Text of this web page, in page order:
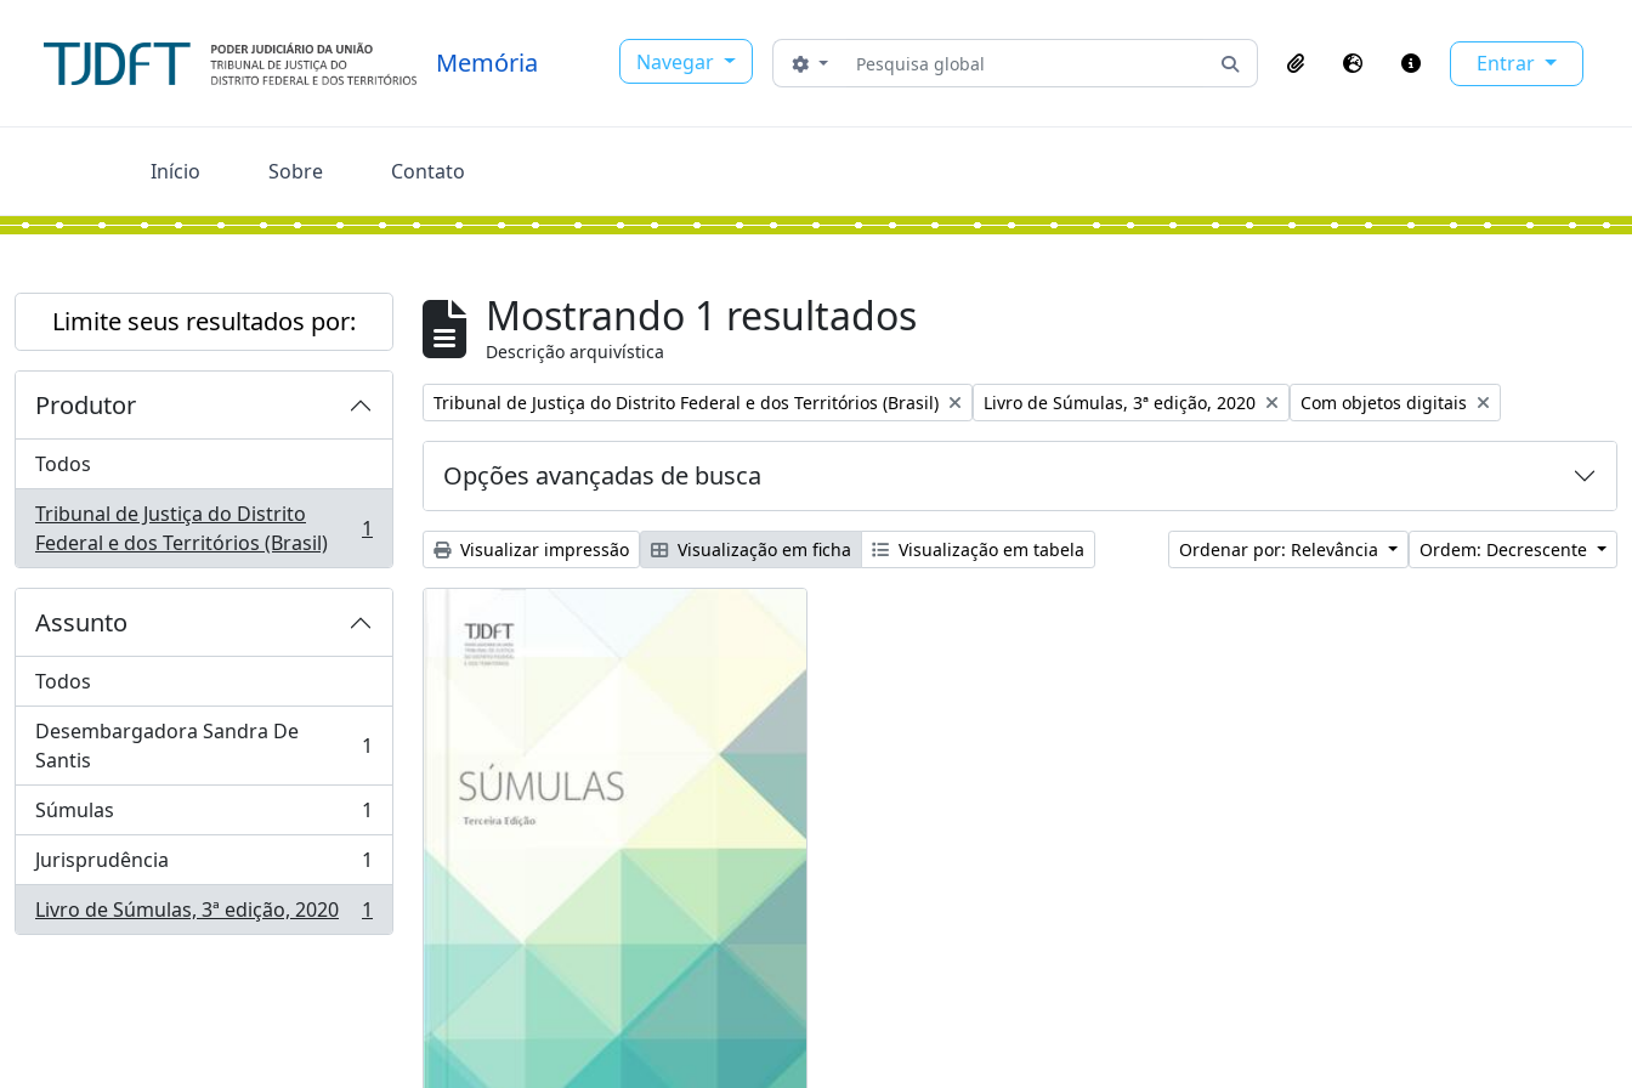
Memória Navegar Buscar
Opções de busca Busque na página de navegação
ClipboardIdioma Atalhos Entrar
Início Sobre Contato
Limite seus resultados por:
Produtor
Todos
Tribunal de Justiça do Distrito
Federal e dos Territórios (Brasil)
, 1 resultados 1
Assunto
Todos
Desembargadora Sandra De
Santis
, 1 resultados 1
Súmulas
, 1 resultados
1
Jurisprudência
, 1 resultados
1
Livro de Súmulas, 3ª edição, 2020
, 1 resultados 1
Mostrando 1 resultados
Descrição arquivística
Remover filtro:
Tribunal de Justiça do Distrito Federal e dos Territórios (Brasil) Remover filtro:
Livro de Súmulas, 3ª edição, 2020 Remover filtro:
Com objetos digitais
Opções avançadas de busca
Visualizar impressão Visualização em ficha Visualização em tabela Ordenar por: Relevância Ordem: Decrescente